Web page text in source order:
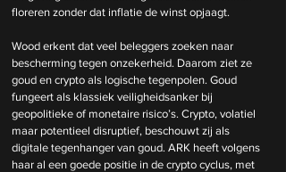
floreren zonder dat inflatie de winst opjaagt.
Wood erkent dat veel beleggers zoeken naar
bescherming tegen onzekerheid. Daarom ziet ze
goud en crypto als logische tegenpolen. Goud
fungeert als klassiek veiligheidsanker bij
geopolitieke of monetaire risico’s. Crypto, volatiel
maar potentieel disruptief, beschouwt zij als
digitale tegenhanger van goud. ARK heeft volgens
haar al een goede positie in de crypto cyclus, met